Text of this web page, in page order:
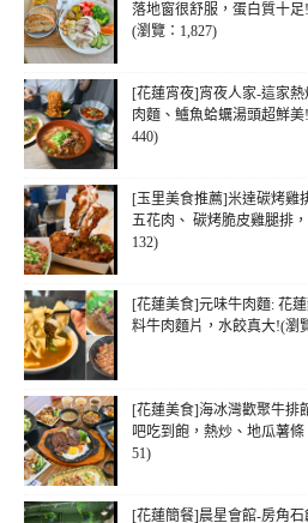
落地窗很舒服，蛋白質十
(瀏覽：1,827)
[花蓮宵夜]宵夜人家-這家
肉麵、鱸魚蛤蠣湯頭超鮮
440)
[玉里美食推薦]米達碳烤雞
五花肉、 碳烤脆皮雞腿排
132)
[花蓮美食]元味牛肉麵: 花
料牛肉麵片，水餃真大!(瀏
[花蓮美食]海冰灣歡聚牛排
吧吃到飽，熱炒、地瓜薯
51)
[花蓮簡餐]晨星會館-房角